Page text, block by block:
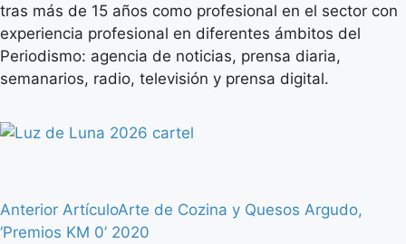
tras más de 15 años como profesional en el sector con
experiencia profesional en diferentes ámbitos del
Periodismo: agencia de noticias, prensa diaria,
semanarios, radio, televisión y prensa digital.
Anterior ArtículoArte de Cozina y Quesos Argudo,
‘Premios KM 0’ 2020